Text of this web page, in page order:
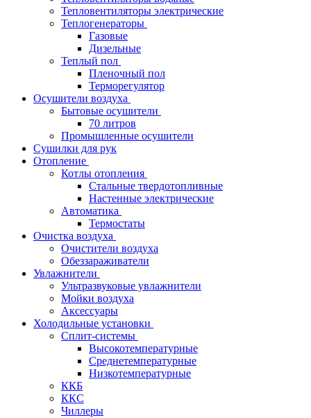
Тепловентиляторы электрические
Теплогенераторы
Газовые
Дизельные
Теплый пол
Пленочный пол
Терморегулятор
Осушители воздуха
Бытовые осушители
70 литров
Промышленные осушители
Сушилки для рук
Отопление
Котлы отопления
Стальные твердотопливные
Настенные электрические
Автоматика
Термостаты
Очистка воздуха
Очистители воздуха
Обеззараживатели
Увлажнители
Ультразвуковые увлажнители
Мойки воздуха
Аксессуары
Холодильные установки
Сплит-системы
Высокотемпературные
Среднетемпературные
Низкотемпературные
ККБ
ККС
Чиллеры